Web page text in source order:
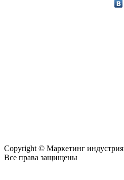
Copyright © Маркетинг индустрия
Все права защищены